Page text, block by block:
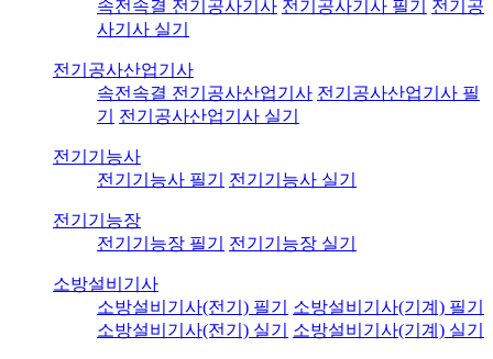
속전속결 전기공사기사 전기공사기사 필기
전기공
사기사 실기
전기공사산업기사
속전속결 전기공사산업기사 전기공사산업기사 필
기
전기공사산업기사 실기
전기기능사
전기기능사 필기
전기기능사 실기
전기기능장
전기기능장 필기
전기기능장 실기
소방설비기사
소방설비기사(전기) 필기
소방설비기사(기계) 필기
소방설비기사(전기) 실기
소방설비기사(기계) 실기